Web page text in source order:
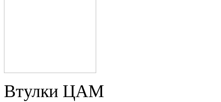
Втулки ЦАМ